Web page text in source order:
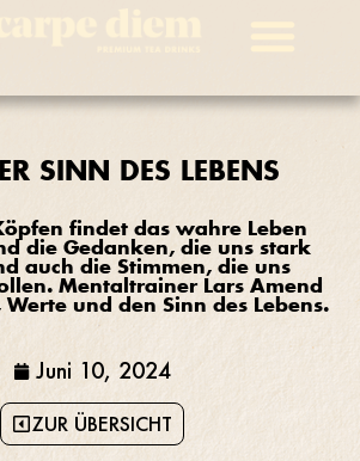
SINN DES LEBENS
findet das wahre Leben
die Gedanken, die uns stark
auch die Stimmen, die uns
Mentaltrainer Lars Amend
und den Sinn des Lebens.
Juni 10, 2024
ZUR ÜBERSICHT